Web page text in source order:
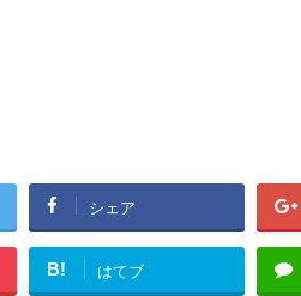
シェア
B! はてブ